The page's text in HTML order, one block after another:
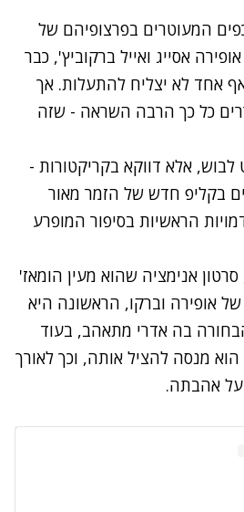
המעוטרים בפרצופיהם של
אופירה אסייג ואייל ברקוביץ', כבר
אחד לא יצליח להתעלות. אך
כל כך הרבה השראה - שזה
אלא דווקא בקריקטורות -
בקליפ חדש של הזמר מאור
הראשיות בסיפור המופרע
אנימציה שהוא מעין הומאז'
אופירה וברקו, הראשונה היא
בה אדרי מתאהב, בעוד
מנסה להציל אותה, וכך לאורך
אהבתה.